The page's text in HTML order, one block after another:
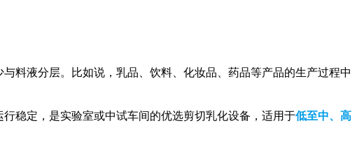
料液分层。比如说，乳品、饮料、化妆品、药品等产品的生产过程中
稳定，是实验室或中试车间的优选剪切乳化设备，适用于低至中、高